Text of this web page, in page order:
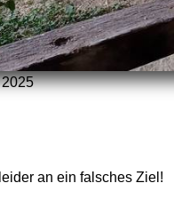
an ein falsches Ziel!